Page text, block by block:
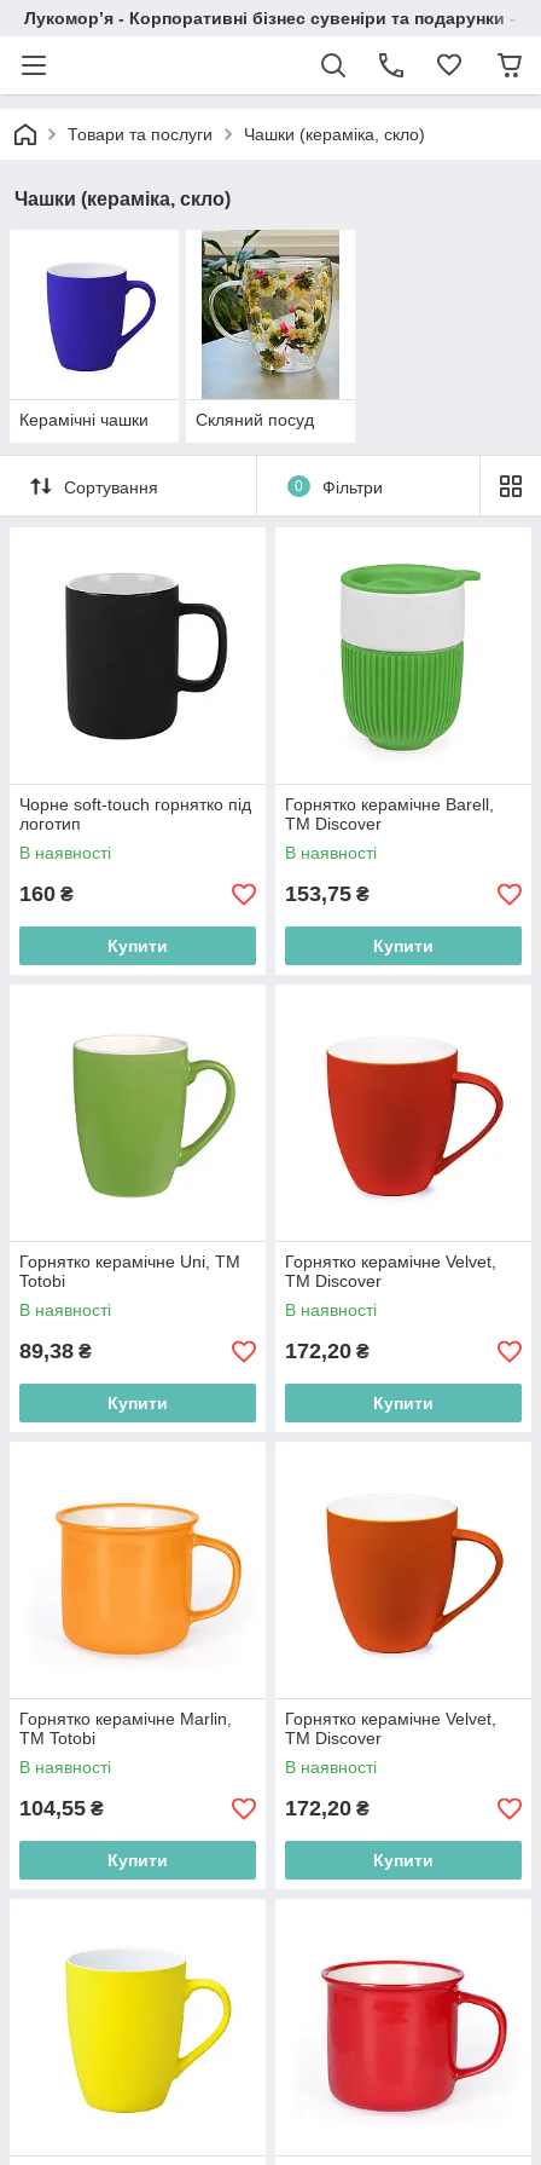
Лукомор’я - Корпоративні бізнес сувеніри та подарунки -
Товари та послуги Чашки (кераміка, скло)
Чашки (кераміка, скло)
Керамічні чашки Скляний посуд
Сортування 0 Фільтри
Чорне soft-touch горнятко під
логотип
В наявності
160 ₴
Купити
Горнятко керамічне Barell,
ТМ Discover
В наявності
153,75 ₴
Купити
Горнятко керамічне Uni, TM
Totobi
В наявності
89,38 ₴
Купити
Горнятко керамічне Velvet,
ТМ Discover
В наявності
172,20 ₴
Купити
Горнятко керамічне Marlin,
TM Totobі
В наявності
104,55 ₴
Купити
Горнятко керамічне Velvet,
ТМ Discover
В наявності
172,20 ₴
Купити